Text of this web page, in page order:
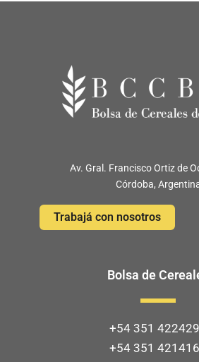
Av. Gral. Francisco Ortiz de
Córdoba,
Trabajá con nosotros
Bolsa de
+54 351
+54 351